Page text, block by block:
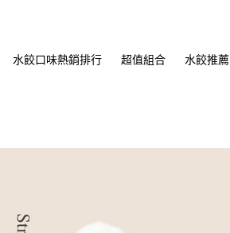
水餃口味熱銷排行 超值組合 水餃推薦